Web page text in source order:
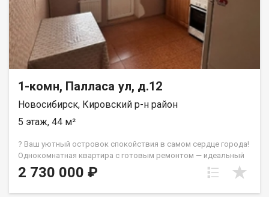
1-комн, Палласа ул, д.12
Новосибирск, Кировский р-н район
5 этаж, 44 м²
? Ваш уютный островок спокойствия в самом сердце города!
Однокомнатная квартира с готовым ремонтом — идеальный
старт для комфортной жизни ✨ Почему именно эта квартира?
Светлая, тихая, полностью готовая к заселению — здесь
2 730 000 ₽